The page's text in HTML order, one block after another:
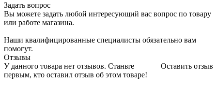
Задать вопрос
Вы можете задать любой интересующий вас вопрос по товару
или работе магазина.
Наши квалифицированные специалисты обязательно вам
помогут.
Отзывы
Оставить отзыв
У данного товара нет отзывов. Станьте
первым, кто оставил отзыв об этом товаре!